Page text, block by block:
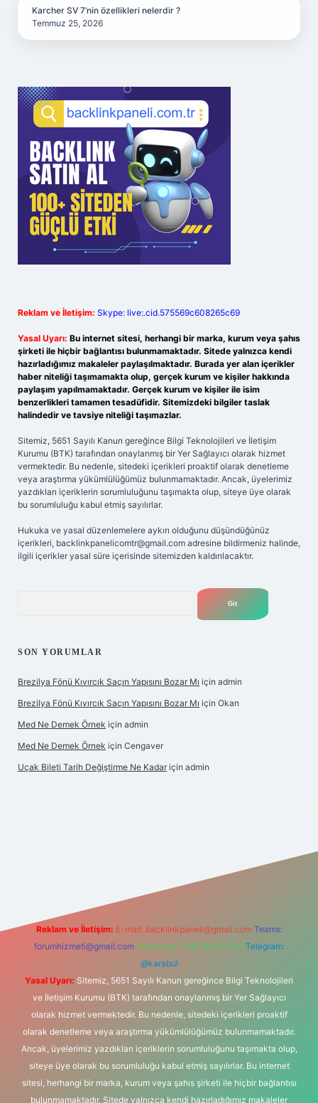
Karcher SV 7’nin özellikleri nelerdir ?
Temmuz 25, 2026
Reklam ve İletişim: Skype: live:.cid.575569c608265c69
Yasal Uyarı: Bu internet sitesi, herhangi bir marka, kurum veya şahıs
şirketi ile hiçbir bağlantısı bulunmamaktadır. Sitede yalnızca kendi
hazırladığımız makaleler paylaşılmaktadır. Burada yer alan içerikler
haber niteliği taşımamakta olup, gerçek kurum ve kişiler hakkında
paylaşım yapılmamaktadır. Gerçek kurum ve kişiler ile isim
benzerlikleri tamamen tesadüfidir. Sitemizdeki bilgiler taslak
halindedir ve tavsiye niteliği taşımazlar.
Sitemiz, 5651 Sayılı Kanun gereğince Bilgi Teknolojileri ve İletişim
Kurumu (BTK) tarafından onaylanmış bir Yer Sağlayıcı olarak hizmet
vermektedir. Bu nedenle, sitedeki içerikleri proaktif olarak denetleme
veya araştırma yükümlülüğümüz bulunmamaktadır. Ancak, üyelerimiz
yazdıkları içeriklerin sorumluluğunu taşımakta olup, siteye üye olarak
bu sorumluluğu kabul etmiş sayılırlar.
Hukuka ve yasal düzenlemelere aykırı olduğunu düşündüğünüz
içerikleri, backlinkpanelicomtr@gmail.com adresine bildirmeniz halinde,
ilgili içerikler yasal süre içerisinde sitemizden kaldırılacaktır.
SON YORUMLAR
Brezilya Fönü Kıvırcık Saçın Yapısını Bozar Mı için admin
Brezilya Fönü Kıvırcık Saçın Yapısını Bozar Mı için Okan
Med Ne Demek Örnek için admin
Med Ne Demek Örnek için Cengaver
Uçak Bileti Tarih Değiştirme Ne Kadar için admin
Reklam ve İletişim: E-mail: backlinkpaneli@gmail.com Teams:
forumhizmeti@gmail.com Whatsapp: 0262 606 0 726 Telegram:
@karabul
Yasal Uyarı: Sitemiz, 5651 Sayılı Kanun gereğince Bilgi Teknolojileri
ve İletişim Kurumu (BTK) tarafından onaylanmış bir Yer Sağlayıcı
olarak hizmet vermektedir. Bu nedenle, sitedeki içerikleri proaktif
olarak denetleme veya araştırma yükümlülüğümüz bulunmamaktadır.
Ancak, üyelerimiz yazdıkları içeriklerin sorumluluğunu taşımakta olup,
siteye üye olarak bu sorumluluğu kabul etmiş sayılırlar. Bu internet
sitesi, herhangi bir marka, kurum veya şahıs şirketi ile hiçbir bağlantısı
bulunmamaktadır. Sitede yalnızca kendi hazırladığımız makaleler